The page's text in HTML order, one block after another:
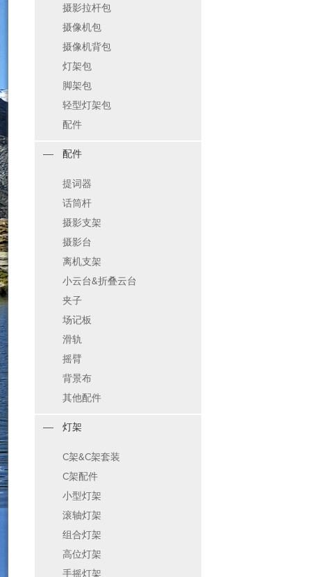
摄影拉杆包
摄像机包
摄像机背包
灯架包
脚架包
轻型灯架包
配件
配件
提词器
话筒杆
摄影支架
摄影台
离机支架
小云台&折叠云台
夹子
场记板
滑轨
摇臂
背景布
其他配件
灯架
C架&C架套装
C架配件
小型灯架
滚轴灯架
组合灯架
高位灯架
手摇灯架